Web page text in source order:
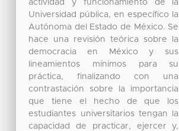
actividad y funcionamiento de la
Universidad pública, en específico la
Autónoma del Estado de México. Se
hace una revisión teórica sobre la
democracia en México y sus
lineamientos mínimos para su
práctica, finalizando con una
contrastación sobre la importancia
que tiene el hecho de que los
estudiantes universitarios tengan la
capacidad de practicar, ejercer y,